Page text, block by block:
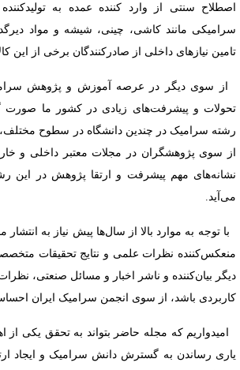
سنتی از وارد کننده عمده به
مانند کاشی، چینی، شیشه و مواد
نیازهای داخلی از صادرکنندگان برخی از این
سوی دیگر در عرصه آموزش و پژوهش
و پیشرفت‌های زیادی در کشور ما صورت
سرامیک در چندین دانشگاه در سطوح مختلف،
سوی پژوهشگران در مجلات معتبر داخلی و
مهم پیشرفت و ارتقا پژوهش در این
توجه به موارد بالا از سال‌ها پیش نیاز به انتشار
نظرات علمی و نتایج تحقیقات
بیان‌کننده و ناشر اخبار و مسائل صنعتی، نظرات
باشد، از سوی انجمن سرامیک ایران
که مجله حاضر بتواند به تحقق یکی از
رساندن به گسترش دانش سرامیک و ایجاد